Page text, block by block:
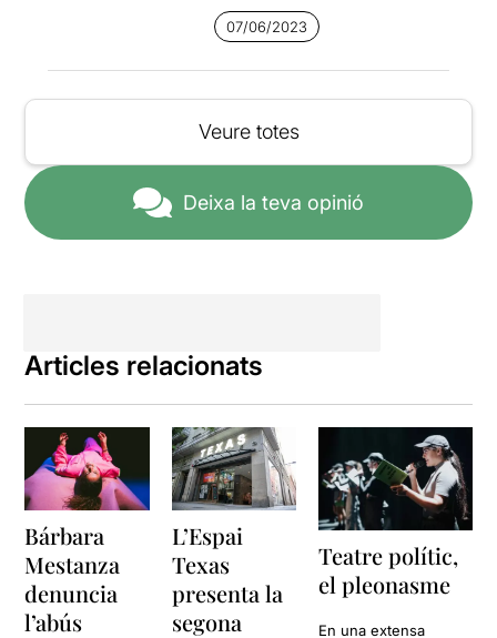
07/06/2023
Veure totes
Deixa la teva opinió
Articles relacionats
Bárbara
Mestanza
denuncia
l’abús
L’Espai
Texas
presenta la
segona
Teatre polític,
el pleonasme
En una extensa